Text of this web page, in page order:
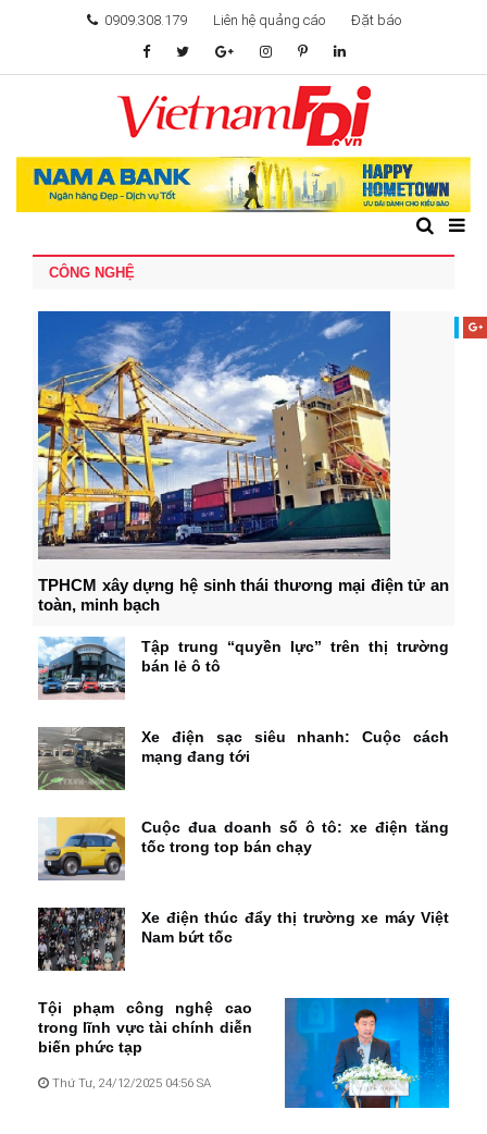
0909.308.179 Liên hệ quảng cáo Đặt báo
TÂM ĐIỂM ĐẦU TƯ
TÀI CHÍNH
GIẢI TRÍ & CÔNG NGHỆ
CÔNG NGHỆ
TPHCM xây dựng hệ sinh thái thương mại điện tử an
toàn, minh bạch
Tập trung “quyền lực” trên thị trường
bán lẻ ô tô
Xe điện sạc siêu nhanh: Cuộc cách
mạng đang tới
Cuộc đua doanh số ô tô: xe điện tăng
tốc trong top bán chạy
Xe điện thúc đẩy thị trường xe máy Việt
Nam bứt tốc
Tội phạm công nghệ cao
trong lĩnh vực tài chính diễn
biến phức tạp
Thứ Tư, 24/12/2025 04:56 SA